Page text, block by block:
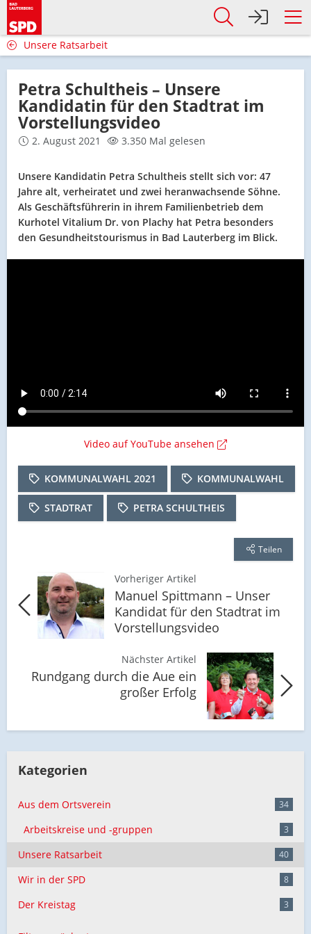
Unsere Ratsarbeit
Petra Schultheis – Unsere
Kandidatin für den Stadtrat im
Vorstellungsvideo
2. August 2021 3.350 Mal gelesen
Unsere Kandidatin Petra Schultheis​ stellt sich vor:​ 47
Jahre alt, verheiratet und zwei heranwachsende Söhne.
Als Geschäftsführerin in ihrem Familienbetrieb dem
Kurhotel Vitalium Dr. von Plachy hat Petra besonders
den Gesundheitstourismus in Bad Lauterberg im Blick.
Video auf YouTube ansehen
KOMMUNALWAHL 2021 KOMMUNALWAHL
STADTRAT PETRA SCHULTHEIS
Teilen
Vorheriger Artikel
Manuel Spittmann – Unser
Kandidat für den Stadtrat im
Vorstellungsvideo
Nächster Artikel
Rundgang durch die Aue ein
großer Erfolg
Kategorien
Aus dem Ortsverein 34
Arbeitskreise und -gruppen 3
Unsere Ratsarbeit 40
Wir in der SPD 8
Der Kreistag 3